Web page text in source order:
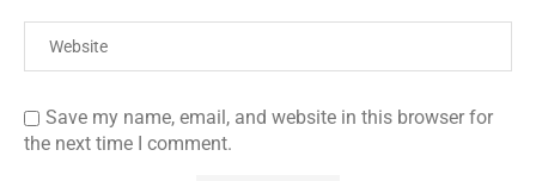
Save my name, email, and website in this browser for
the next time I comment.